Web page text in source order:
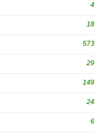
4
18
573
29
149
24
6